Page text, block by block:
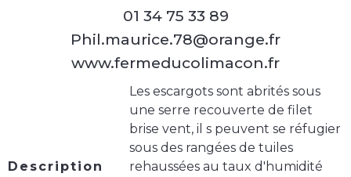
01 34 75 33 89
Phil.maurice.78@orange.fr
www.fermeducolimacon.fr
Description
Les escargots sont abrités sous
une serre recouverte de filet
brise vent, il s peuvent se réfugier
sous des rangées de tuiles
rehaussées au taux d'humidité